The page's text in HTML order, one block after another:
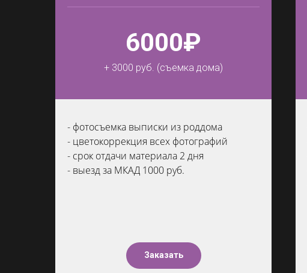
6000₽
+ 3000 руб. (съемка дома)
- фотосъемка выписки из роддома
- цветокоррекция всех фотографий
- срок отдачи материала 2 дня
- выезд за МКАД 1000 руб.
Заказать